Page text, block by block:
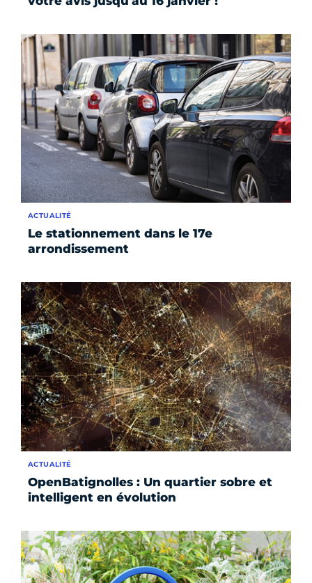
Le stationnement dans le 17e
arrondissement
ACTUALITÉ
OpenBatignolles : Un quartier sobre et
intelligent en évolution
ACTUALITÉ